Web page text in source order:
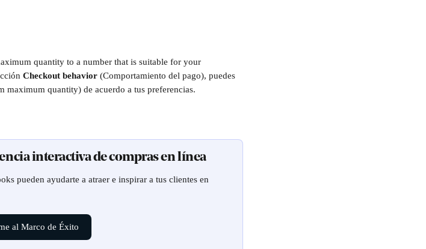
quantity to a number that is suitable for your
Checkout behavior (Comportamiento del pago), puedes
maximum quantity) de acuerdo a tus preferencias.
interactiva de compras en línea
pueden ayudarte a atraer e inspirar a tus clientes en
al Marco de Éxito